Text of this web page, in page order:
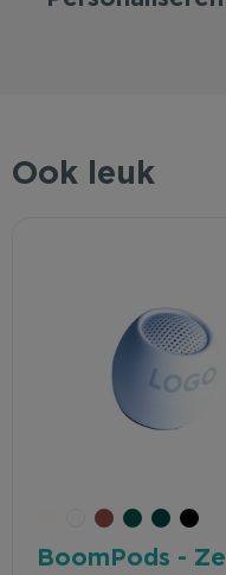
Ook leuk
BoomPods -